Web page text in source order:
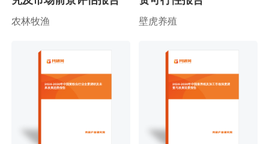
农林牧渔 壁虎养殖
2024-2030年中国黄粉虫行业全景调研及未
来发展趋势报告
2024-2030年中国蚕养殖及加工市场深度调
查与发展前景报告